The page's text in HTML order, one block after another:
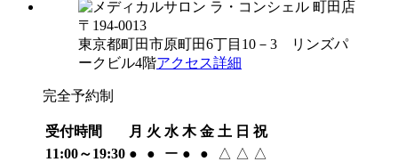
〒194-0013
東京都町田市原町田6丁目10－3 リンズパ
ークビル4階アクセス詳細
完全予約制
受付時間 月 火 水 木 金 土 日 祝
11:00～19:30 ● ● ー ● ● △ △ △